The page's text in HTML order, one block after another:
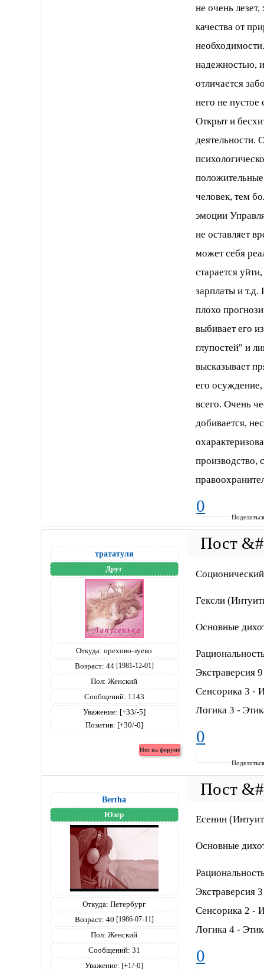
не очень
качества от
надежностью,
отличается
него не пустое
Открыт и
деятельности.
человек, тем
эмоции
не оставляет
может себя
старается
зарплаты и
плохо
выбивает его
глупостей" и
высказывает
его осуждение,
всего. Очень
добивается,
производство,
0
трататуля
Друг
Откуда: орехово-зуево
Возраст: 44 [1981-12-01]
Пол: Женский
Сообщений: 1143
Уважение: [+33/-5]
Позитив: [+30/-0]
Гексли
Основные
Экстраверсия
Сенсорика 3 -
Логика 3 -
0
Bertha
Юзер
Откуда: Петербург
Возраст: 40 [1986-07-11]
Пол: Женский
Сообщений: 31
Уважение: [+1/-0]
Есенин
Основные
Экстраверсия
Сенсорика 2 -
Логика 4 -
0